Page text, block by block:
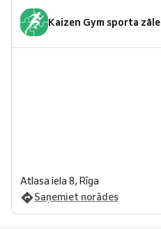
Kaizen Gym sporta zāle
Atlasa iela 8, Rīga
Saņemiet norādes